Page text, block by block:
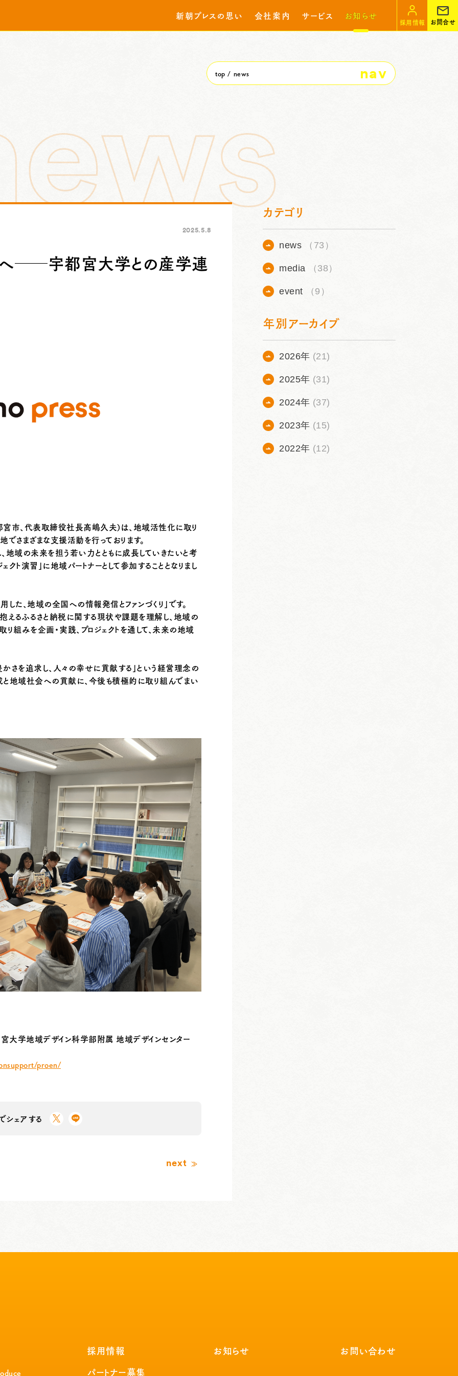
新朝プレスの思い 会社案内 サービス お知らせ
採用情報 お問合せ
top news nav
2025.5.8
──宇都宮大学との産学連
市、代表取締役社長髙嶋久夫)は、地域活性化に取り
さまざまな支援活動を行っております。
地域の未来を担う若い力とともに成長していきたいと考
ト演習」に地域パートナーとして参加することとなりまし
た、地域の全国への情報発信とファンづくり」です。
えるふるさと納税に関する現状や課題を理解し、地域の
組みを企画・実践、プロジェクトを通して、未来の地域
さを追求し、人々の幸せに貢献する」という経営理念の
地域社会への貢献に、今後も積極的に取り組んでまい
大学地域デザイン科学部附属 地域デザインセンター
proen/
シェアする
next
カテゴリ
news （73）
media （38）
event （9）
年別アーカイブ
2026年 (21)
2025年 (31)
2024年 (37)
2023年 (15)
2022年 (12)
採用情報
パートナー募集
お知らせ お問い合わせ